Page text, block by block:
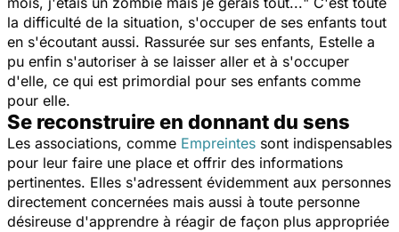
la difficulté de la situation, s'occuper de ses enfants tout
en s'écoutant aussi. Rassurée sur ses enfants, Estelle a
pu enfin s'autoriser à se laisser aller et à s'occuper
d'elle, ce qui est primordial pour ses enfants comme
pour elle.
Se reconstruire en donnant du sens
Les associations, comme Empreintes sont indispensables
pour leur faire une place et offrir des informations
pertinentes. Elles s'adressent évidemment aux personnes
directement concernées mais aussi à toute personne
désireuse d'apprendre à réagir de façon plus appropriée